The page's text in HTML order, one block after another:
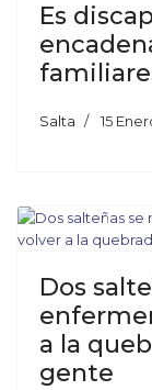
Es
Salta 15
Dos
a la
gente